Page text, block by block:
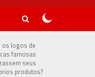
os logos de
famosas
seus
produtos?